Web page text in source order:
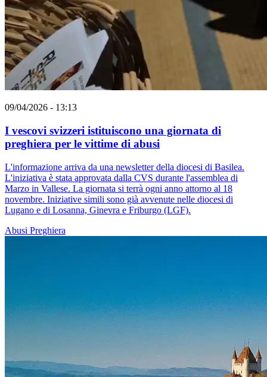
09/04/2026 - 13:13
I vescovi svizzeri istituiscono una giornata di
preghiera per le vittime di abusi
L'informazione arriva da una newsletter della diocesi di Basilea.
L'iniziativa è stata approvata dalla CVS durante l'assemblea di
Marzo in Vallese. La giornata si terrà ogni anno attorno al 18
novembre. Iniziative simili sono già avvenute nelle diocesi di
Lugano e di Losanna, Ginevra e Friburgo (LGF).
Abusi Preghiera